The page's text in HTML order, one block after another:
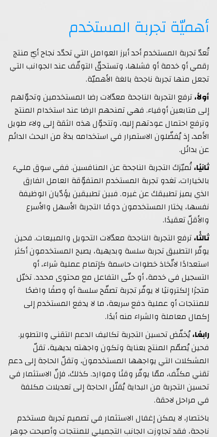
أهميّة تجربة المستخدم
تُعدّ تجربة المستخدم أحد أبرز العوامل التي تحدّد نجاح أيّ منتج
رقمي أو خدمة أو فشلها، وتستحقّ التوقّف عند الجوانب التي
تجعل منها تجربة ناجحة بالغة الأهميّة.
أولاً،ترفع التجربة الناجحة معدّلات رضا المستخدمين وتحوّلهم
إلى متابعين أوفياء. فهي تمنحهم الرضا عند استخدام المنتج
وترفع احتمال عودتهم إليه، وتتحوّل هذه الثقة إلى ولاء طويل
الأمد، إذ يُفضّلون الاستمرار في استخدامه بدلاً من البحث الدائم
عن بدائل.
ثانيًا،تُميّزك التجربة الناجحة عن المنافسين. ففي سوق مليء
بالخيارات، تغدو تجربة المستخدم المتفوّقة العامل الفارق
الذي يميز تطبيقك عن غيره. فبين تطبيقين يؤدّيان الوظيفة
نفسها، يختار المستخدمون دومًا التجربة الأسهل والأسرع
والأقلّ تعقيدًا.
ثالثًا،ترفع التجربة الناجحة معدّلات التحويل والمبيعات. فحين
يوفّر التطبيق تجربة سلسة وبديهية، يصبح المستخدمون أكثر
استعدادًا لاتّخاذ خطوات حاسمة كإتمام عملية شراء، أو
التسجيل في خدمة، أو حتّى التفاعل مع محتوى محدد. تخيّل
متجرًا إلكترونيًا لا يوفّر تجربة تصفّح سلسة أو وصفًا واضحًا
للمنتجات أو عملية دفع سريعة، ما لا يدفع المستخدم إلى
إكمال معاملة والشراء منه أبدًا.
رابعًا،يُخفّض تحسين التجربة تكاليف الدعم التقني والتطوير.
فحين يُصمّم المنتج بعناية وتكون واجهته بديهية، تقلّ
المشكلات التي يواجهها المستخدمون، وتقلّ الحاجة إلى دعم
تقني مكثّف، ممّا يوفّر وقتًا وموارد. كذلك، فإنّ الاستثمار في
تحسين التجربة من البداية يُقلّل الحاجة إلى تعديلات مكلفة
في مراحل لاحقة.
باختصار، لا يمكن إغفال الاستثمار في تصميم تجربة مستخدم
ناجحة، فقد تجاوزت الجانب التجميلي للمنتجات وأصبحت جوهر